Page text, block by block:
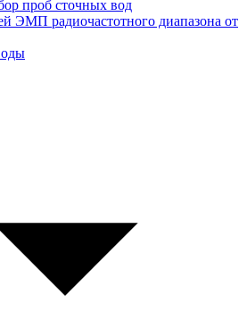
проб сточных вод
ЭМП радиочастотного диапазона от